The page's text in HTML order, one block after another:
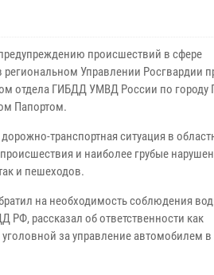
происшествий в сфере
Управлении Росгвардии
отдела ГИБДД УМВД России по городу
Папортом.
транспортная ситуация в
и наиболее грубые
и пешеходов.
на необходимость соблюдения
РФ, рассказал об ответственности как
за управление автомобилем в